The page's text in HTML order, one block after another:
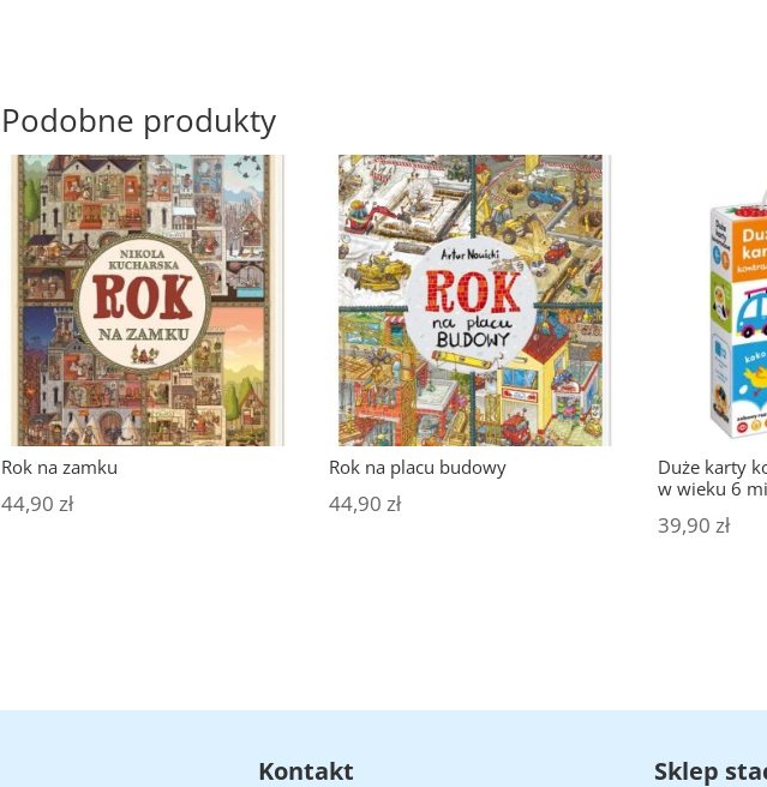
Podobne produkty
Rok na zamku
44,90 zł
Rok na placu budowy
44,90zł
Duże karty
w wieku 6
39,90 zł
Kontakt Sklep